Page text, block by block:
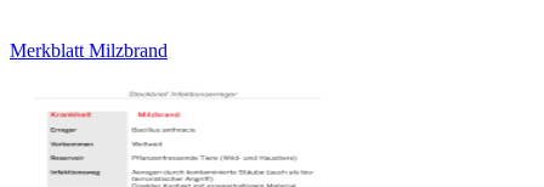
Merkblatt Milzbrand